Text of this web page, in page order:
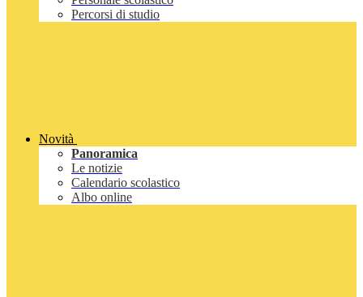
Percorsi di studio
Novità
Panoramica
Le notizie
Calendario scolastico
Albo online